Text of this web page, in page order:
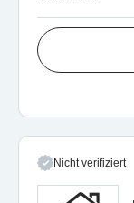
Nicht verifiziert